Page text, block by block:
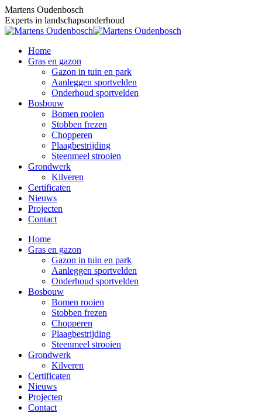
Skip
to
content
Martens Oudenbosch
Experts in landschapsonderhoud
Home
Gras en gazon
Gazon in tuin en park
Aanleggen sportvelden
Onderhoud sportvelden
Bosbouw
Bomen rooien
Stobben frezen
Chopperen
Plaagbestrijding
Steenmeel strooien
Grondwerk
Kilveren
Certificaten
Nieuws
Projecten
Contact
Home
Gras en gazon
Gazon in tuin en park
Aanleggen sportvelden
Onderhoud sportvelden
Bosbouw
Bomen rooien
Stobben frezen
Chopperen
Plaagbestrijding
Steenmeel strooien
Grondwerk
Kilveren
Certificaten
Nieuws
Projecten
Contact